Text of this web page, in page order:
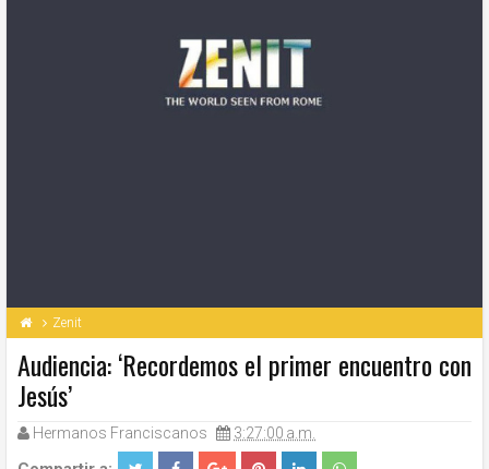
Zenit
Audiencia: ‘Recordemos el primer encuentro con
Jesús’
Hermanos Franciscanos 3:27:00 a.m.